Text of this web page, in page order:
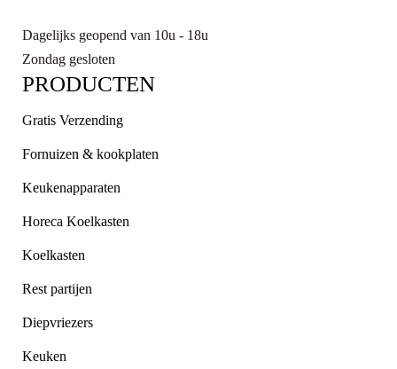
Dagelijks geopend van 10u - 18u
Zondag gesloten
PRODUCTEN
Gratis Verzending
Fornuizen & kookplaten
Keukenapparaten
Horeca Koelkasten
Koelkasten
Rest partijen
Diepvriezers
Keuken